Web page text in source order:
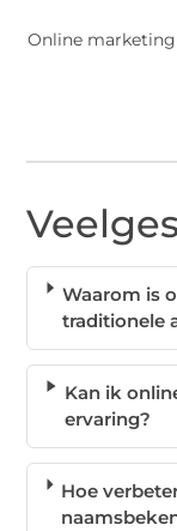
Online
Waarom is
traditionele
Kan ik
ervaring?
Hoe